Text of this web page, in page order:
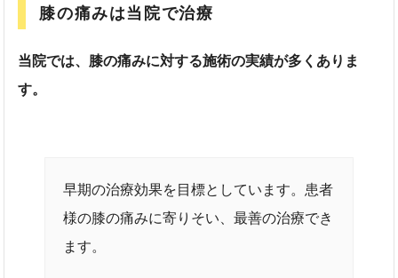
膝の痛みは当院で治療
当院では、膝の痛みに対する施術の実績が多くありま
す。
早期の治療効果を目標としています。患者
様の膝の痛みに寄りそい、最善の治療でき
ます。